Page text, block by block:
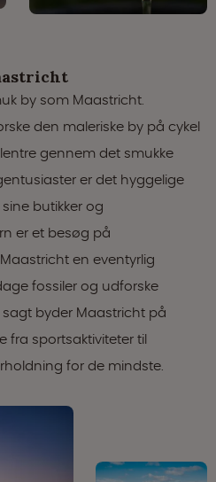
by som Maastricht.
den maleriske by på cykel
gennem det smukke
er det hyggelige
butikker og
er et besøg på
en eventyrlig
fossiler og udforske
sagt byder Maastricht på
fra sportsaktiviteter til
for de mindste.